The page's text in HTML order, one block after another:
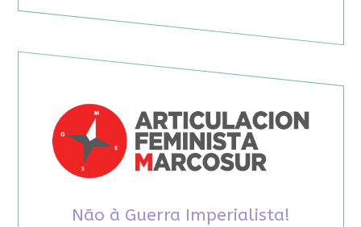
Não à Guerra Imperialista!